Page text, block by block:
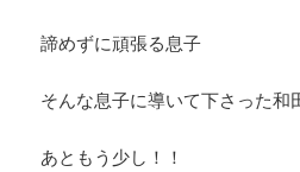
諦めずに頑張る息子
そんな息子に導いて下さった和
あともう少し！！